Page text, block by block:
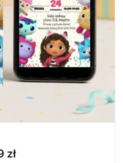
złAktualna